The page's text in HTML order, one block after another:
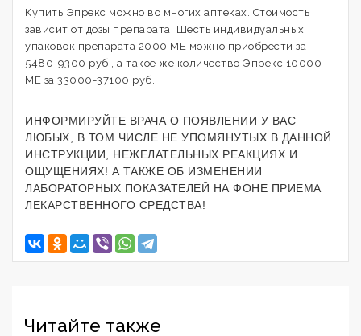
Купить Эпрекс можно во многих аптеках. Стоимость
зависит от дозы препарата. Шесть индивидуальных
упаковок препарата 2000 МЕ можно приобрести за
5480-9300 руб., а такое же количество Эпрекс 10000
МЕ за 33000-37100 руб.
ИНФОРМИРУЙТЕ ВРАЧА О ПОЯВЛЕНИИ У ВАС
ЛЮБЫХ, В ТОМ ЧИСЛЕ НЕ УПОМЯНУТЫХ В ДАННОЙ
ИНСТРУКЦИИ, НЕЖЕЛАТЕЛЬНЫХ РЕАКЦИЯХ И
ОЩУЩЕНИЯХ! А ТАКЖЕ ОБ ИЗМЕНЕНИИ
ЛАБОРАТОРНЫХ ПОКАЗАТЕЛЕЙ НА ФОНЕ ПРИЕМА
ЛЕКАРСТВЕННОГО СРЕДСТВА!
Читайте также